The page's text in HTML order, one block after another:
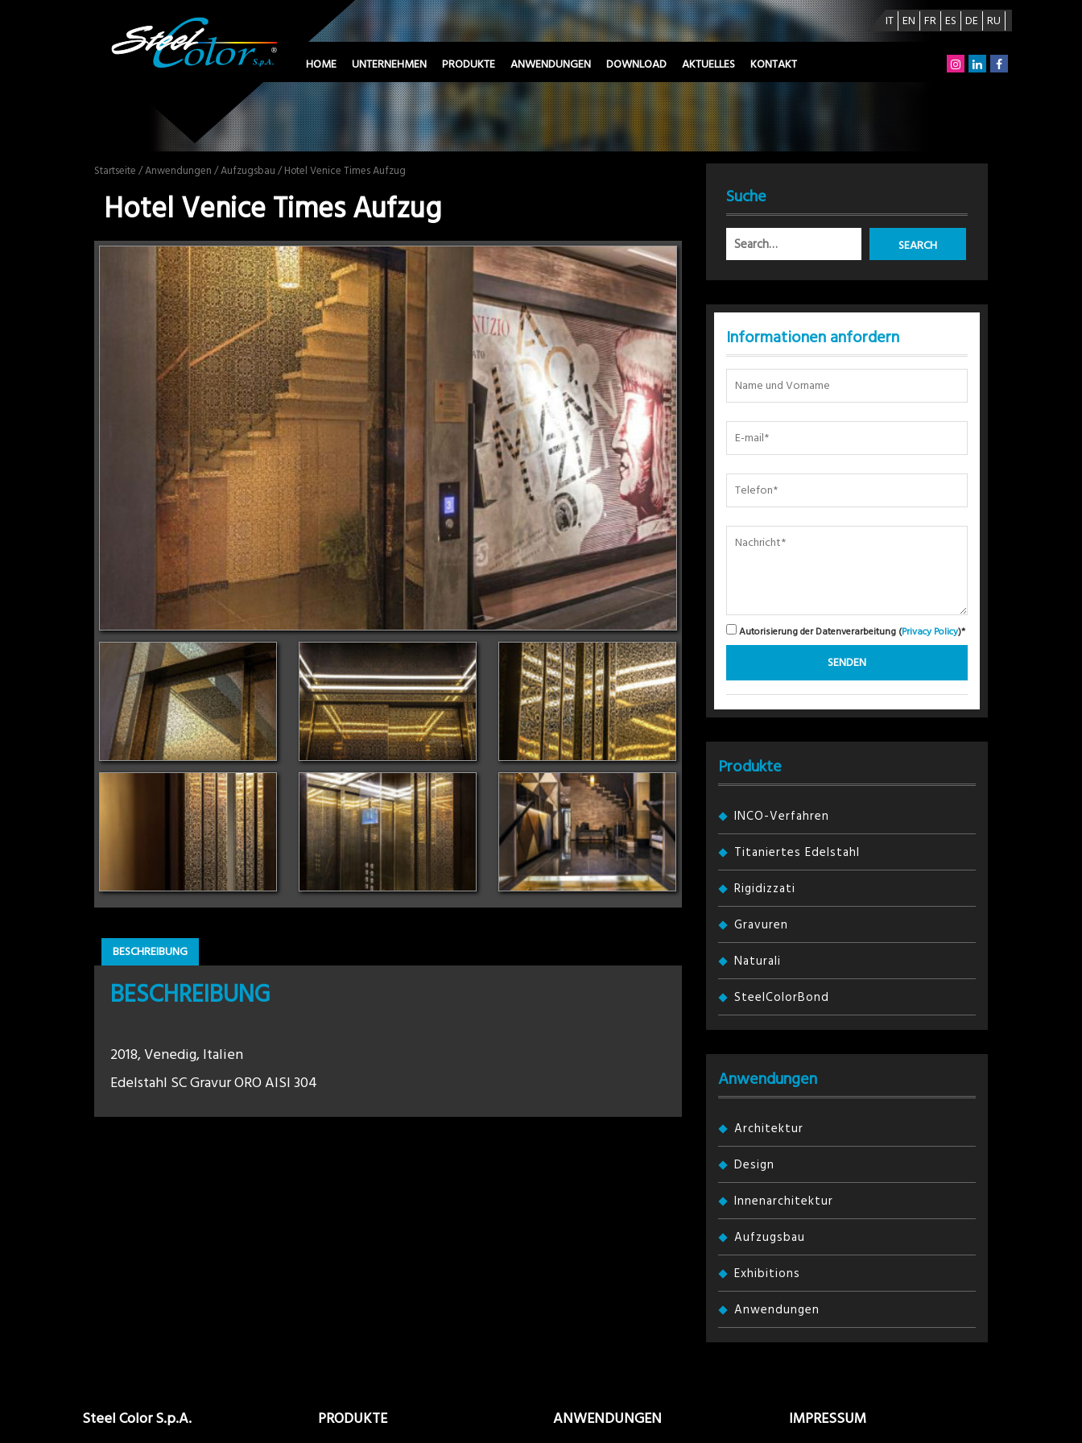
IT EN FR ES DE RU
HOME UNTERNEHMEN PRODUKTE ANWENDUNGEN DOWNLOAD AKTUELLES KONTAKT
Startseite /Anwendungen /Aufzugsbau / Hotel Venice Times Aufzug
Hotel Venice Times Aufzug
BESCHREIBUNG
BESCHREIBUNG
2018, Venedig, Italien
Edelstahl SC Gravur ORO AISI 304
Suche
Informationen anfordern
Autorisierung der Datenverarbeitung (Privacy Policy)*
Produkte
INCO-Verfahren
Titaniertes Edelstahl
Rigidizzati
Gravuren
Naturali
SteelColorBond
Anwendungen
Architektur
Design
Innenarchitektur
Aufzugsbau
Exhibitions
Anwendungen
Steel Color S.p.A. PRODUKTE ANWENDUNGEN IMPRESSUM